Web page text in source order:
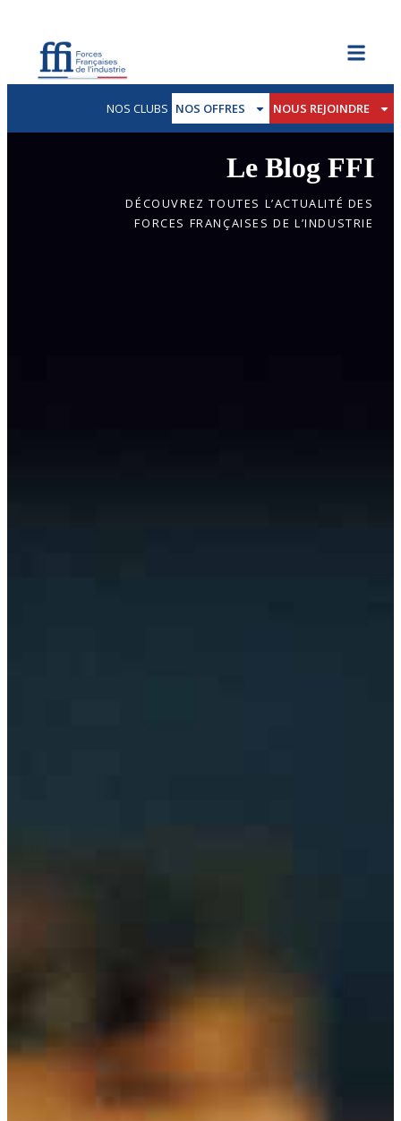
NOS CLUBS NOS OFFRES NOUS REJOINDRE
Le Blog FFI
DÉCOUVREZ TOUTES L’ACTUALITÉ DES
FORCES FRANÇAISES DE L’INDUSTRIE